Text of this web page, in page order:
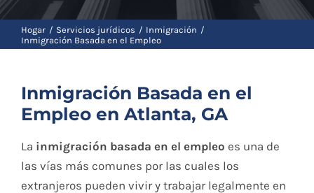
Blog
Contacto
English
Hogar Servicios jurídicos
Inmigración
Inmigración Basada en el Empleo
Inmigración Basada en el
Empleo en Atlanta, GA
La inmigración basada en el empleo es una de
las vías más comunes por las cuales los
extranjeros pueden vivir y trabajar legalmente en